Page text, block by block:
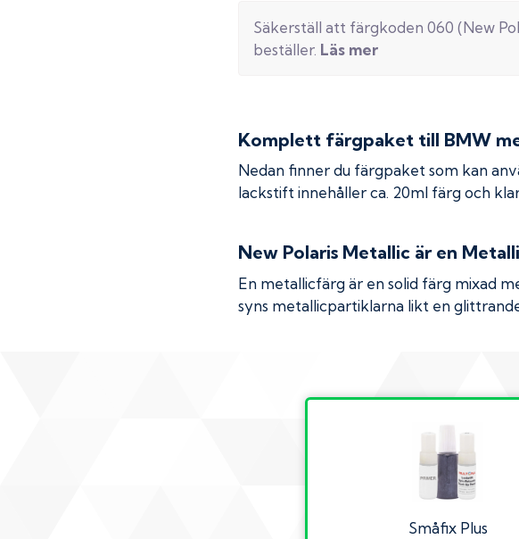
Säkerställ att färgkoden 060 (New
beställer. Läs mer
Komplett färgpaket till BMW
Nedan finner du färgpaket som kan
lackstift innehåller ca. 20ml färg och
New Polaris Metallic är en
En metallicfärg är en solid färg mixad
syns metallicpartiklarna likt en
Småfix Plus